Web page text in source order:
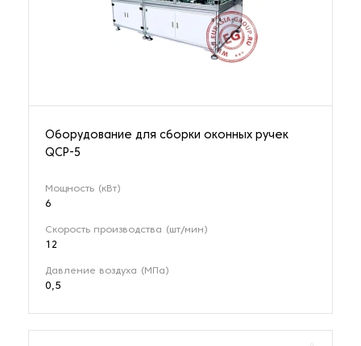
Оборудование для сборки оконных ручек
QCP-5
Мощность (кВт)
6
Скорость производства (шт/мин)
12
Давление воздуха (МПа)
0,5